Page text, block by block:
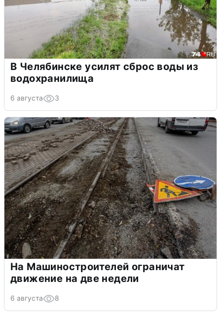
В Челябинске усилят сброс воды из
водохранилища
6 августа 3
На Машиностроителей ограничат
движение на две недели
6 августа 8